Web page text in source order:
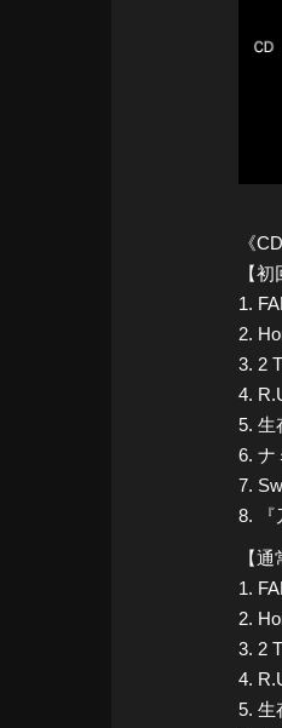
《
【
1.
2.
3. 2
4.
5. 生
6. ナ
7.
8. 『
【通
1.
2.
3. 2
4.
5. 生